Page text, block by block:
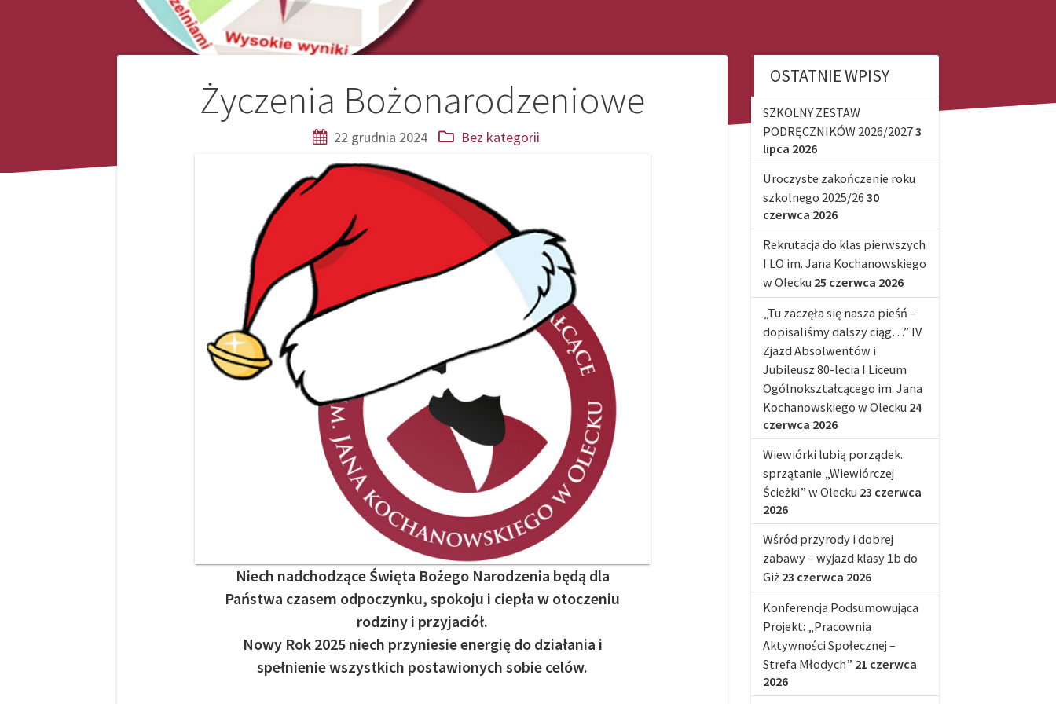
Życzenia Bożonarodzeniowe
22 grudnia 2024 Bez kategorii
Niech nadchodzące Święta Bożego Narodzenia będą dla
Państwa czasem odpoczynku, spokoju i ciepła w otoczeniu
rodziny i przyjaciół.
Nowy Rok 2025 niech przyniesie energię do działania i
spełnienie wszystkich postawionych sobie celów.
Nawigacja
OSTATNIE WPISY
SZKOLNY ZESTAW
PODRĘCZNIKÓW 2026/20273
lipca 2026
Uroczyste zakończenie roku
szkolnego 2025/26 30
czerwca 2026
Rekrutacja do klas pierwszych
I LO im. Jana Kochanowskiego
w Olecku 25 czerwca 2026
„Tu zaczęła się nasza pieśń –
dopisaliśmy dalszy ciąg…” IV
Zjazd Absolwentów i
Jubileusz 80-lecia I Liceum
Ogólnokształcącego im. Jana
Kochanowskiego w Olecku 24
czerwca 2026
Wiewiórki lubią porządek..
sprzątanie „Wiewiórczej
Ścieżki” w Olecku 23 czerwca
2026
Wśród przyrody i dobrej
zabawy – wyjazd klasy 1b do
Giż 23 czerwca 2026
Konferencja Podsumowująca
Projekt: „Pracownia
Aktywności Społecznej –
Strefa Młodych” 21 czerwca
2026